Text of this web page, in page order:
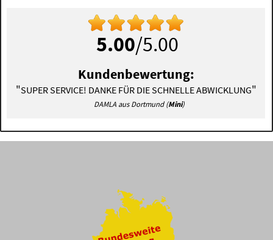
5.00/5.00
Kundenbewertung:
"SUPER SERVICE! DANKE FÜR DIE SCHNELLE ABWICKLUNG"
DAMLA aus Dortmund (Mini)